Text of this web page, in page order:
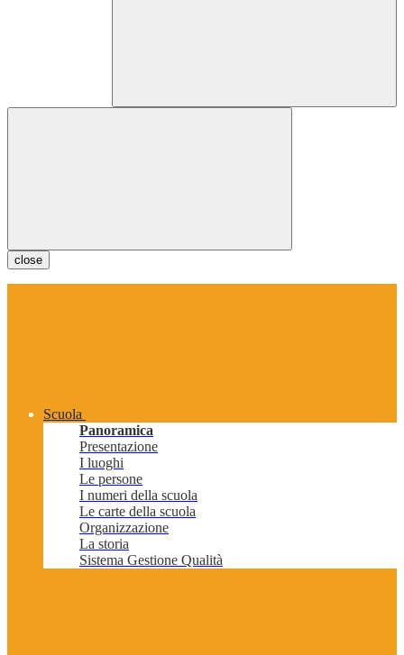
close
Scuola
Panoramica
Presentazione
I luoghi
Le persone
I numeri della scuola
Le carte della scuola
Organizzazione
La storia
Sistema Gestione Qualità